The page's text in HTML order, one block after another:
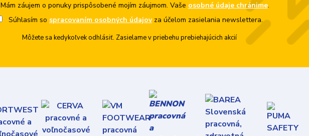
Mám záujem o ponuky prispôsobené mojím záujmom. Vaše osobné údaje chránime.
Súhlasím so spracovaním osobných údajovza účelom zasielania newslettera.
Môžete sa kedykoľvek odhlásiť. Zasielame v priebehu prebiehajúcich akcií